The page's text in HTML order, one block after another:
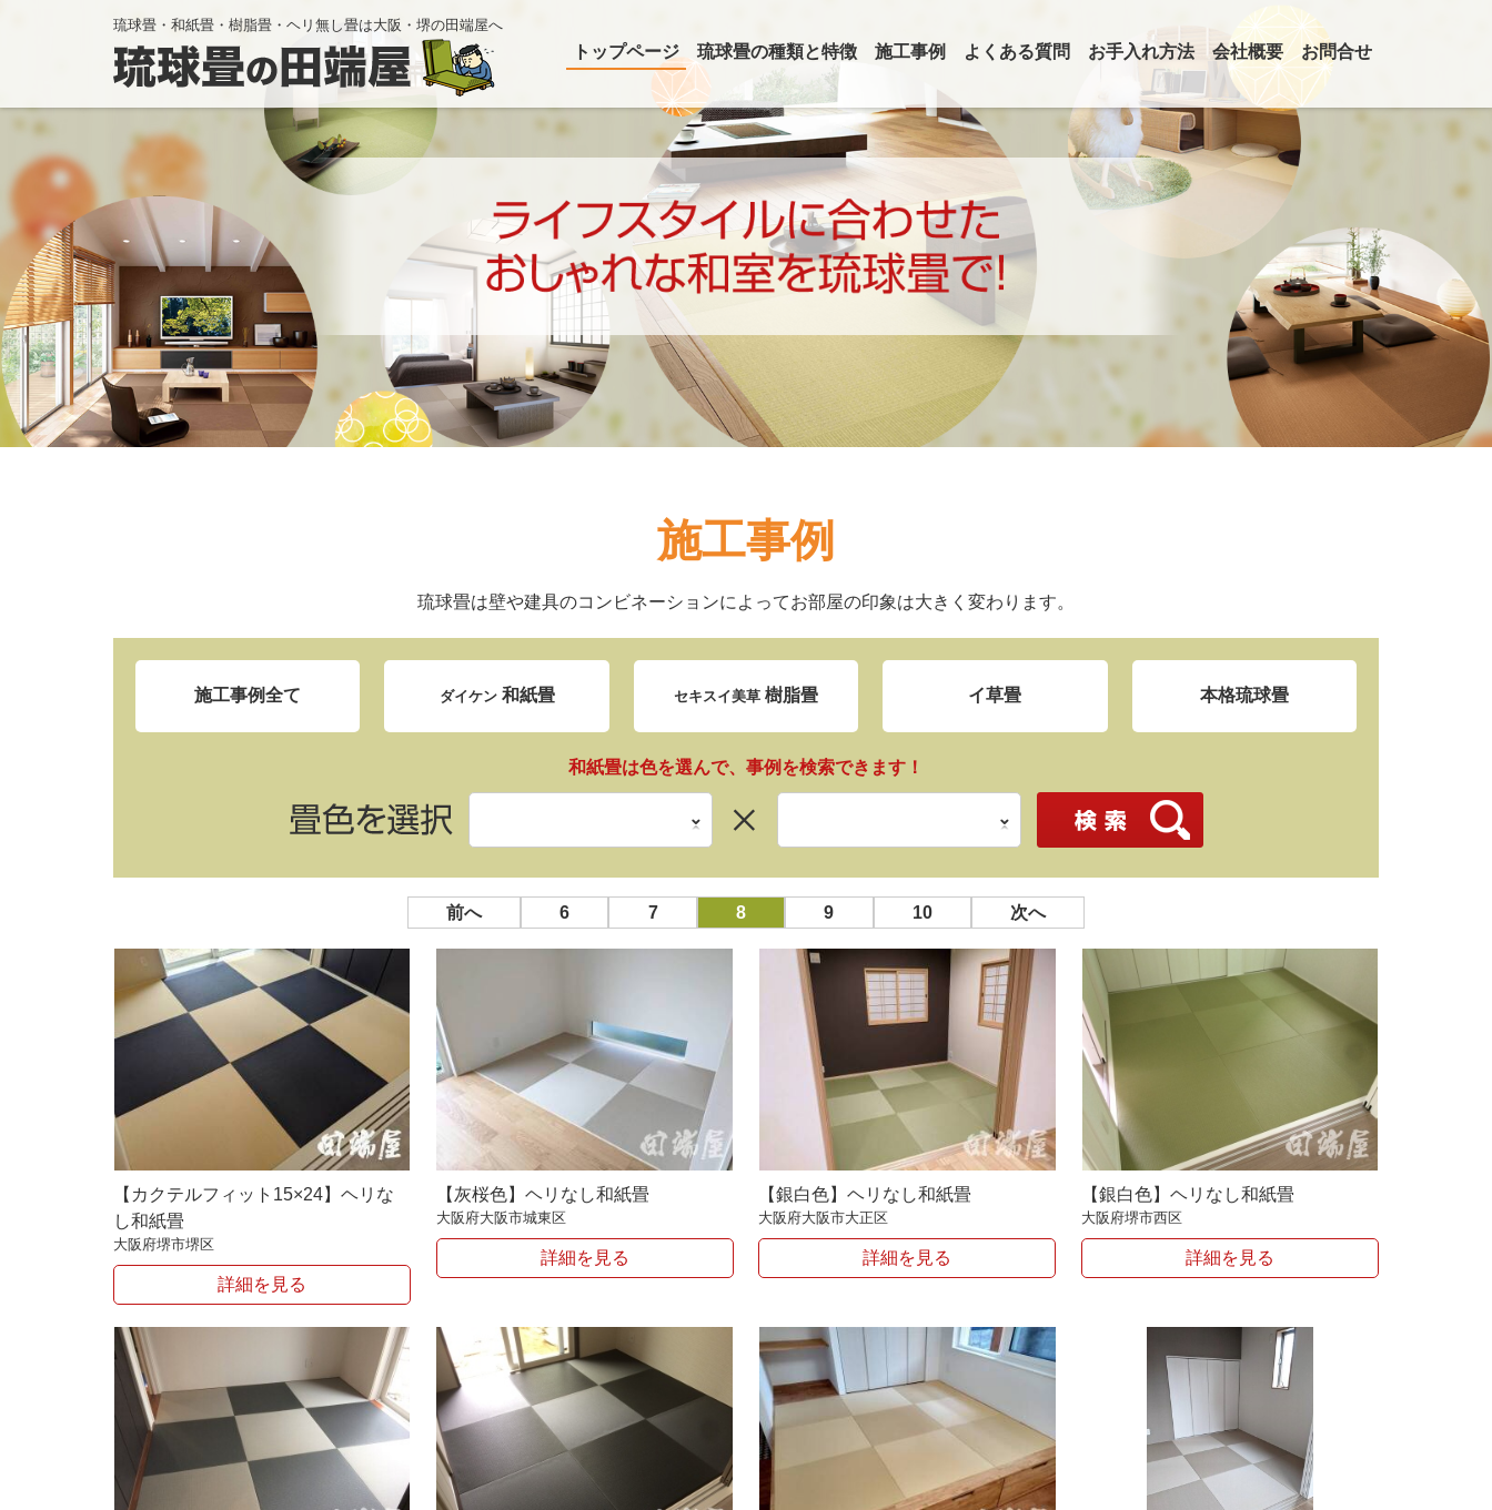
琉球畳・和紙畳・樹脂畳・ヘリ無し畳は大阪・堺の田端屋へ
トップページ 琉球畳の種類と特徴 施工事例 よくある質問 お手入れ方法 会社概要 お問合せ
施工事例
琉球畳は壁や建具のコンビネーションによってお部屋の印象は大きく変わります。
施工事例全て ダイケン 和紙畳 セキスイ美草 樹脂畳 イ草畳 本格琉球畳
和紙畳は色を選んで、事例を検索できます！
前へ 6 7 8 9 10 次へ
【カクテルフィット15×24】ヘリな
し和紙畳
大阪府堺市堺区
詳細を見る
【灰桜色】ヘリなし和紙畳
大阪府大阪市城東区
詳細を見る
【銀白色】ヘリなし和紙畳
大阪府大阪市大正区
詳細を見る
【銀白色】ヘリなし和紙畳
大阪府堺市西区
詳細を見る